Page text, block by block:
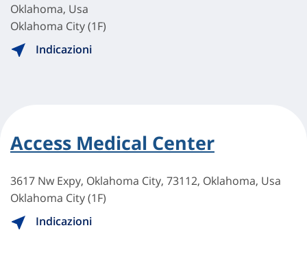
Oklahoma, Usa
Oklahoma City (1F)
Indicazioni
Access Medical Center
3617 Nw Expy, Oklahoma City, 73112, Oklahoma, Usa
Oklahoma City (1F)
Indicazioni